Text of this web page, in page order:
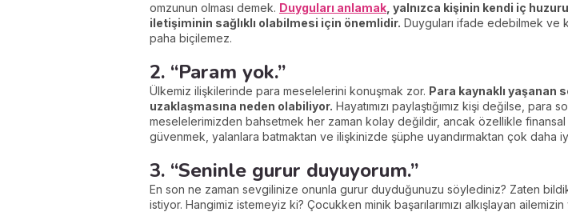
omzunun olması demek. Duyguları anlamak , yalnızca kişinin kendi iç
iletişiminin sağlıklı olabilmesi için önemlidir. Duyguları ifade edebilmek ve
paha biçilemez.
2. “Param yok.”
Ülkemiz ilişkilerinde para meselelerini konuşmak zor. Para kaynaklı yaşanan
uzaklaşmasına neden olabiliyor. Hayatımızı paylaştığımız kişi değilse,
meselelerimizden bahsetmek her zaman kolay değildir, ancak özellikle
güvenmek, yalanlara batmaktan ve ilişkinizde şüphe uyandırmaktan çok daha
3. “Seninle gurur duyuyorum.”
En son ne zaman sevgilinize onunla gurur duyduğunuzu söylediniz? Zaten
istiyor. Hangimiz istemeyiz ki? Çocukken minik başarılarımızı alkışlayan